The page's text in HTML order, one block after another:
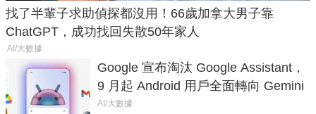
找了半輩子求助偵探都沒用！66歲加拿大男子靠
ChatGPT，成功找回失散50年家人
AI/大數據
Google 宣布淘汰 Google Assistant，
9 月起 Android 用戶全面轉向 Gemini
AI/大數據